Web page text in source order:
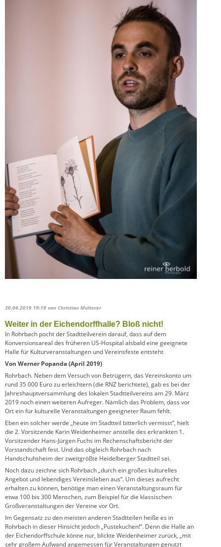
30.04.2019 19:19 von Christian Multerer
Weiter in der Eichendorffhalle? Bloß nicht!
In Rohrbach pocht der Stadtteilverein darauf, dass auf dem
Konversionsareal des früheren US-Hospital alsbald eine geeignete
Halle für Kulturveranstaltungen und Vereinsfeste entsteht
Von Werner Popanda (April 2019)
Rohrbach. Neben dem Versuch von Betrügern, das Vereinskonto um
rund 35 000 Euro zu erleichtern (die RNZ berichtete), gab es bei der
Jahreshauptversammlung des lokalen Stadtteilvereins am 29. März
2019 noch einen weiteren Aufreger. Nämlich das Problem, dass vor
Ort ein für kulturelle Veranstaltungen geeigneter Raum fehlt.
Eben ein solcher werde „heute im Stadtteil bitterlich vermisst“, hielt
die 2. Vorsitzende Karin Weidenheimer anstelle des erkrankten 1.
Vorsitzender Hans-Jürgen Fuchs im Rechenschaftsbericht der
Vorstandschaft fest. Und das obgleich Rohrbach nach
Handschuhsheim der zweitgrößte Heidelberger Stadtteil sei.
Noch dazu zeichne sich Rohrbach „durch ein großes kulturelles
Angebot und lebendiges Vereinsleben aus“. Um dieses aufrecht
erhalten zu können, benötige man einen Veranstaltungsraum für
etwa 100 bis 300 Menschen, zum Beispiel für die klassischen
Großveranstaltungen der Vereine vor Ort.
Im Gegensatz zu den meisten anderen Stadtteilen heiße es in
Rohrbach in dieser Hinsicht jedoch „Pustekuchen!“. Denn die Halle an
der Eichendorffschule könne nur, blickte Weidenheimer zurück, „mit
sehr großem Aufwand angemessen für Veranstaltungen genutzt